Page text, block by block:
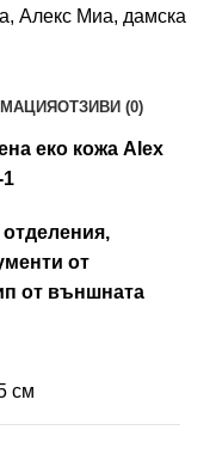
, Алекс Миа, дамска
ОТЗИВИ (0)
еко кожа Alex
1
от
от външната
см